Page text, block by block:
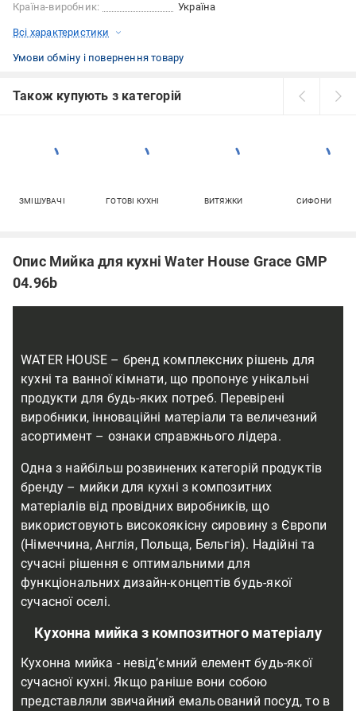
Країна-виробник:
Україна
Всі характеристики
Умови обміну і повернення товару
Також купують з категорій
ЗМІШУВАЧІ ГОТОВІ КУХНІ ВИТЯЖКИ СИФОНИ
Опис Мийка для кухні Water House Grace GMP
04.96b
WATER HOUSE – бренд комплексних рішень для
кухні та ванної кімнати, що пропонує унікальні
продукти для будь-яких потреб. Перевірені
виробники, інноваційні матеріали та величезний
асортимент – ознаки справжнього лідера.
Одна з найбільш розвинених категорій продуктів
бренду – мийки для кухні з композитних
матеріалів від провідних виробників, що
використовують високоякісну сировину з Європи
(Німеччина, Англія, Польща, Бельгія). Надійні та
сучасні рішення є оптимальними для
функціональних дизайн-концептів будь-якої
сучасної оселі.
Кухонна мийка з композитного матеріалу
Кухонна мийка - невід’ємний елемент будь-якої
сучасної кухні. Якщо раніше вони собою
представляли звичайний емальований посуд, то в